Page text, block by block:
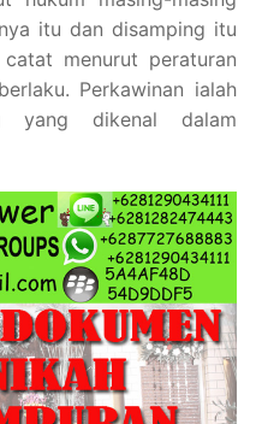
itu dan disamping itu
menurut peraturan
Perkawinan ialah
yang dikenal dalam